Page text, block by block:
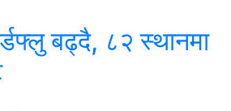
बढ्दै, ८२ स्थानमा